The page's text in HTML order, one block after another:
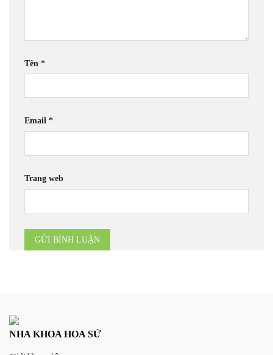
Tên *
Email *
Trang web
NHA KHOA HOA SỨ